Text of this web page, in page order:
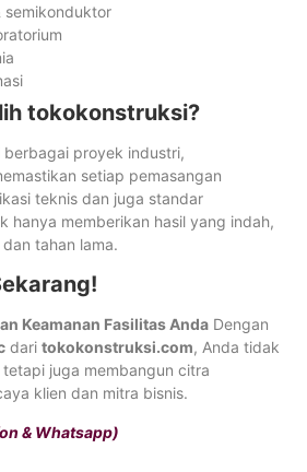
semikonduktor
tokokonstruksi?
proyek industri,
setiap pemasangan
teknis dan juga standar
hanya memberikan hasil yang indah,
tahan lama.
Keamanan Fasilitas Anda Dengan
dari tokokonstruksi.com, Anda tidak
juga membangun citra
klien dan mitra bisnis.
& Whatsapp)